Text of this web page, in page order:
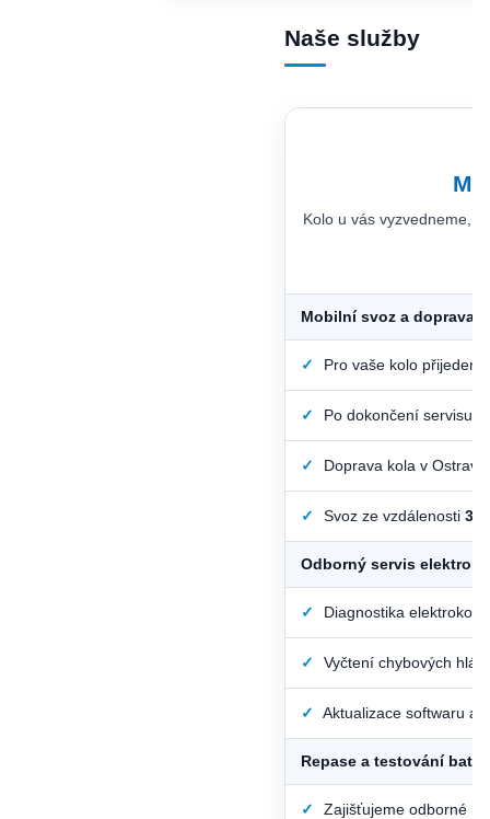
Naše služby
Kolo u vás vyzvedneme,
Mobilní svoz a doprava
✓ Pro vaše kolo
✓ Po dokončení servisu
✓ Doprava kola v
✓ Svoz ze vzdálenosti
Odborný servis
✓ Diagnostika elektrokol
✓ Vyčtení chybových
✓ Aktualizace softwaru a
Repase a testování
✓ Zajišťujeme odborné